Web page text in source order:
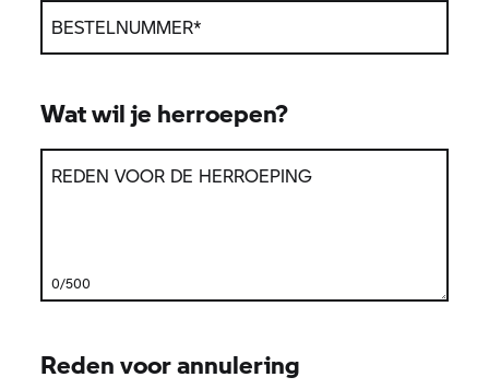
BESTELNUMMER*
Wat wil je herroepen?
REDEN VOOR DE HERROEPING
0/500
Reden voor annulering